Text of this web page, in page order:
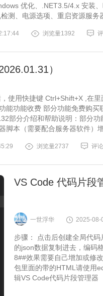
优化、.NET3.5/4.x 安装
测、电源选项、重启资源服务
功能入口等功能组成。功能有
、端口测试、系统监控与多种基
浏览量1392
）
使用快捷键 Ctrl+Shift+X ,在里
能功能收费 部分功能免费购买
部分介绍和帮助说明：部分功
脚本（需要配合服务器软件）
增加远程加载引擎菜单功能 （
浏览量2737 评
VS Code 代码片段
一世浮华 2025-08-
步骤： 点击后创建全局代码
的json数据复制进去，编码
8##效果需要自己增加或修
包里面的带的HTML请使用
辑VS Code代码片段管理器